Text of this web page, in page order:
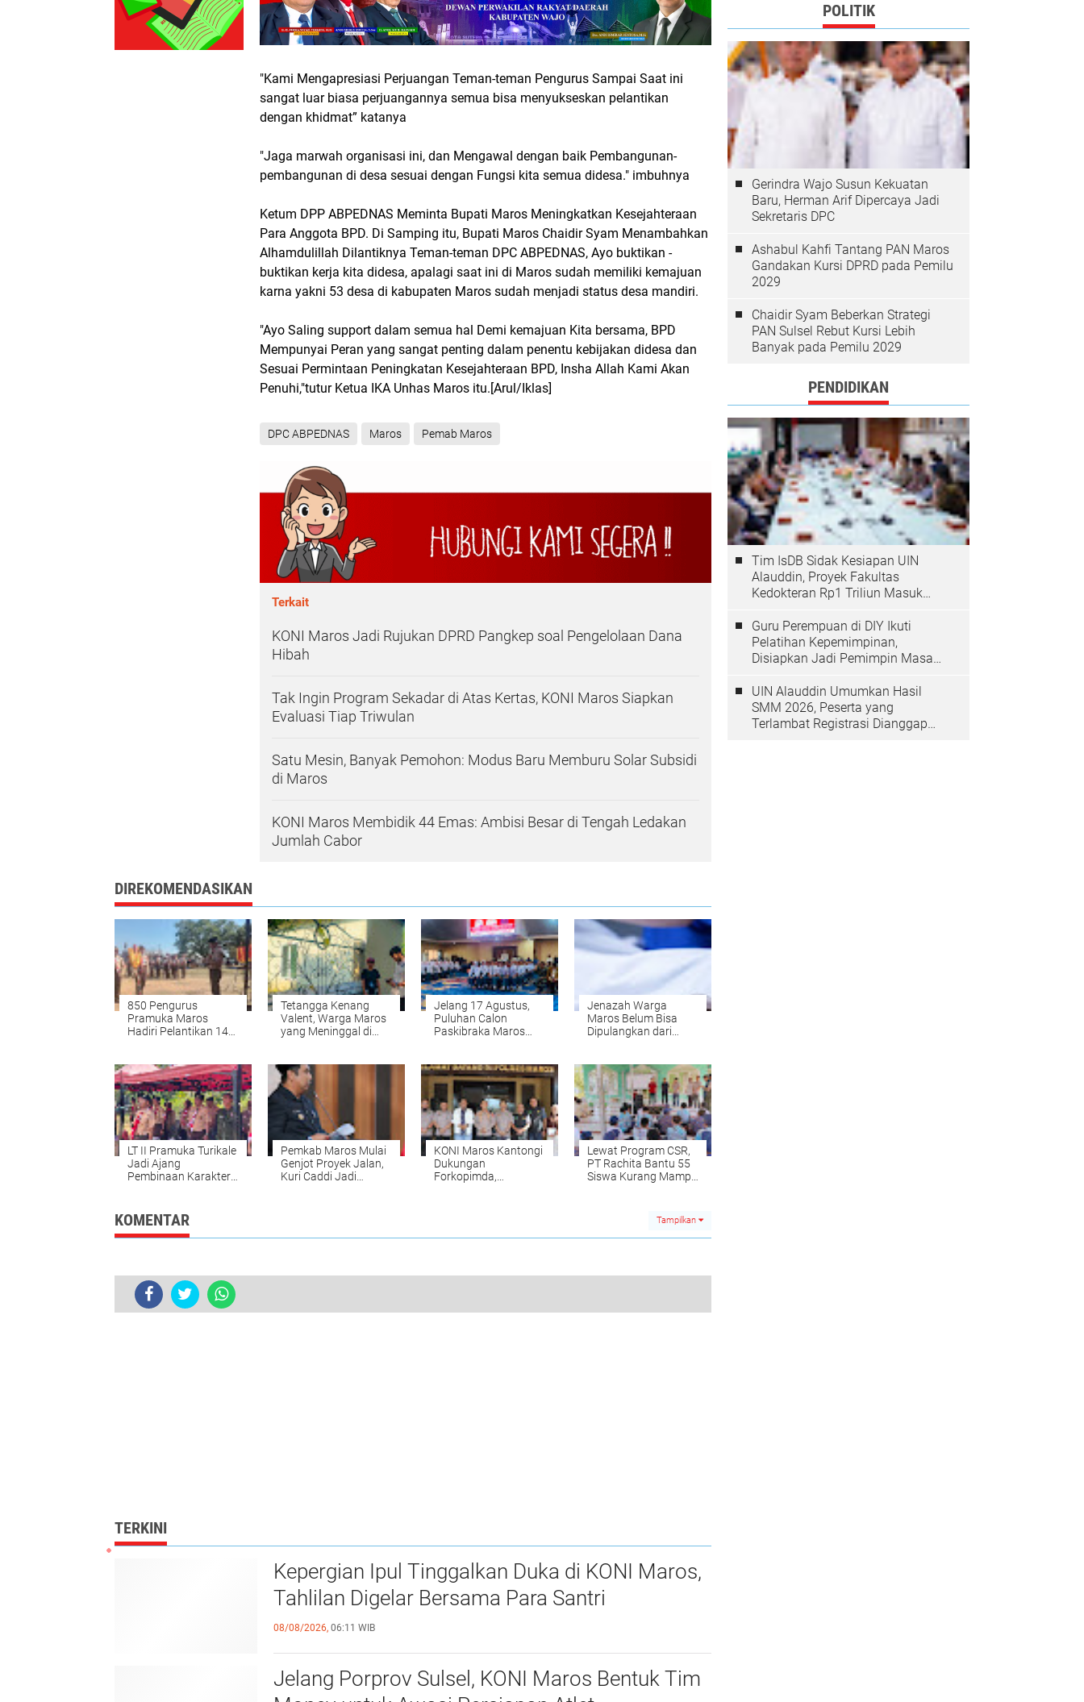
"Kami Mengapresiasi Perjuangan Teman-teman Pengurus Sampai Saat ini
sangat luar biasa perjuangannya semua bisa menyukseskan pelantikan
dengan khidmat” katanya
"Jaga marwah organisasi ini, dan Mengawal dengan baik Pembangunan-
pembangunan di desa sesuai dengan Fungsi kita semua didesa." imbuhnya
Ketum DPP ABPEDNAS Meminta Bupati Maros Meningkatkan Kesejahteraan
Para Anggota BPD. Di Samping itu, Bupati Maros Chaidir Syam Menambahkan
Alhamdulillah Dilantiknya Teman-teman DPC ABPEDNAS, Ayo buktikan -
buktikan kerja kita didesa, apalagi saat ini di Maros sudah memiliki kemajuan
karna yakni 53 desa di kabupaten Maros sudah menjadi status desa mandiri.
"Ayo Saling support dalam semua hal Demi kemajuan Kita bersama, BPD
Mempunyai Peran yang sangat penting dalam penentu kebijakan didesa dan
Sesuai Permintaan Peningkatan Kesejahteraan BPD, Insha Allah Kami Akan
Penuhi,"tutur Ketua IKA Unhas Maros itu.[Arul/Iklas]
DPC ABPEDNAS Maros Pemab Maros
Terkait
KONI Maros Jadi Rujukan DPRD Pangkep soal Pengelolaan Dana
Hibah
Tak Ingin Program Sekadar di Atas Kertas, KONI Maros Siapkan
Evaluasi Tiap Triwulan
Satu Mesin, Banyak Pemohon: Modus Baru Memburu Solar Subsidi
di Maros
KONI Maros Membidik 44 Emas: Ambisi Besar di Tengah Ledakan
Jumlah Cabor
DIREKOMENDASIKAN
850 Pengurus
Pramuka Maros
Hadiri Pelantikan 14
Simbang
Tetangga Kenang
Valent, Warga Maros
yang Meninggal di
Berangkat
Jelang 17 Agustus,
Puluhan Calon
Paskibraka Maros
Jenazah Warga
Maros Belum Bisa
Dipulangkan dari
LT II Pramuka Turikale
Jadi Ajang
Pembinaan Karakter
Pemkab Maros Mulai
Genjot Proyek Jalan,
Kuri Caddi Jadi
KONI Maros Kantongi
Dukungan
Forkopimda,
Lewat Program CSR,
PT Rachita Bantu 55
Siswa Kurang Mampu
KOMENTAR Tampilkan
TERKINI
Kepergian Ipul Tinggalkan Duka di KONI Maros,
Tahlilan Digelar Bersama Para Santri
08/08/2026, 06:11 WIB
Jelang Porprov Sulsel, KONI Maros Bentuk Tim
POLITIK
Gerindra Wajo Susun Kekuatan
Baru, Herman Arif Dipercaya Jadi
Sekretaris DPC
Ashabul Kahfi Tantang PAN Maros
Gandakan Kursi DPRD pada Pemilu
2029
Chaidir Syam Beberkan Strategi
PAN Sulsel Rebut Kursi Lebih
Banyak pada Pemilu 2029
PENDIDIKAN
Tim IsDB Sidak Kesiapan UIN
Alauddin, Proyek Fakultas
Kedokteran Rp1 Triliun Masuk
Guru Perempuan di DIY Ikuti
Pelatihan Kepemimpinan,
Disiapkan Jadi Pemimpin Masa
UIN Alauddin Umumkan Hasil
SMM 2026, Peserta yang
Terlambat Registrasi Dianggap